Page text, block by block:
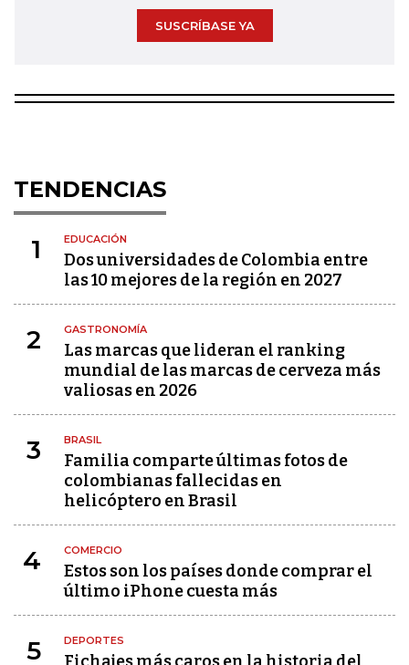
SUSCRÍBASE YA
TENDENCIAS
1 EDUCACIÓN
Dos universidades de Colombia entre
las 10 mejores de la región en 2027
2 GASTRONOMÍA
Las marcas que lideran el ranking
mundial de las marcas de cerveza más
valiosas en 2026
3 BRASIL
Familia comparte últimas fotos de
colombianas fallecidas en
helicóptero en Brasil
4 COMERCIO
Estos son los países donde comprar el
último iPhone cuesta más
5 DEPORTES